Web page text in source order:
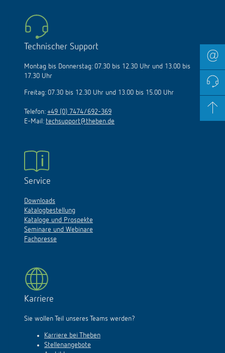
Technischer Support
Montag bis Donnerstag: 07.30 bis 12.30 Uhr und 13.00 bis
17.30 Uhr
Freitag: 07.30 bis 12.30 Uhr und 13.00 bis 15.00 Uhr
Telefon: +49 (0) 7474/692-369
E-Mail: techsupport@theben.de
Service
Downloads
Katalogbestellung
Kataloge und Prospekte
Seminare und Webinare
Fachpresse
Karriere
Sie wollen Teil unseres Teams werden?
Karriere bei Theben
Stellenangebote